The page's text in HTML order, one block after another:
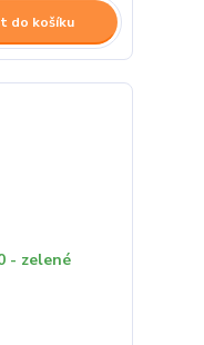
do košíku